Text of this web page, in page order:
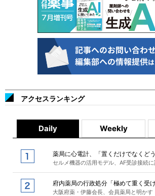
アクセスランキング
Daily Weekly
薬局に心電計、「置くだけでなくどう
セルメ機器の活用モデル、AF受診接続に
府内薬局の行政処分「極めて重く受け
大阪府薬・伊藤会長、会員薬局と明かす